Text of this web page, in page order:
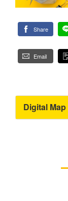
Share
Email
Digital Map